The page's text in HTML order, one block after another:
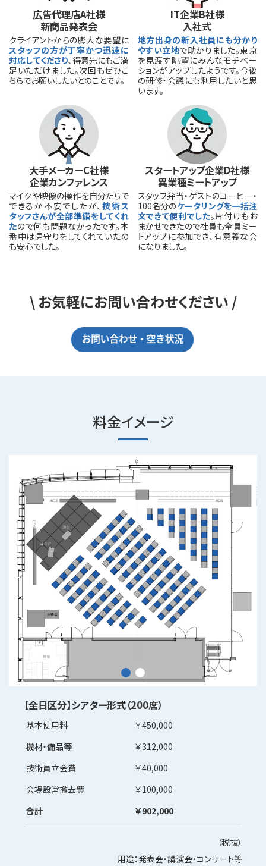
広告代理店A社様
新商品発表会
クライアントからの膨大な要望に
スタッフの方が丁寧かつ迅速に
対応してくださり、得意先にもご満
足いただけました。次回もぜひこ
ちらでお願いしたいとのことです。
IT企業B社様
入社式
地方出身の新入社員にも分かり
やすい立地で助かりました。東京
を見渡す眺望にみんなモチベー
ションがアップしたようです。今後
の研修・会議にも利用したいと思
います。
大手メーカーC社様
企業カンファレンス
マイクや映像の操作を自分たちで
できるか不安でしたが、技術ス
タッフさんが全部準備をしてくれ
たので何も問題なかったです。本
番中は見守りをしてくれていたの
も安心でした。
スタートアップ企業D社様
異業種ミートアップ
スタッフ弁当・ゲストのコーヒー・
100名分のケータリングを一括注
文できて便利でした。片付けもお
まかせできたので社員も全員ミー
トアップに参加でき、有意義な会
になりました。
\ お気軽にお問い合わせください /
料金イメージ
【全日区分】シアター形式（200席）
基本使用料
￥450,000
機材・備品等
￥312,000
技術員立会費
￥40,000
会場設営撤去費
￥100,000
合計
￥902,000
（税抜）
用途：発表会・講演会・コンサート等